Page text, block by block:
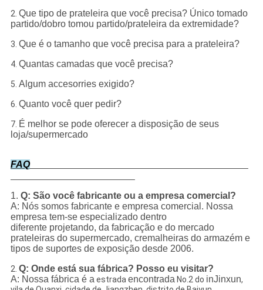
2. Que tipo de prateleira que você precisa? Único tomado
partido/dobro tomou partido/prateleira da extremidade?
3. Que é o tamanho que você precisa para a prateleira?
4. Quantas camadas que você precisa?
5. Algum accesorries exigido?
6. Quanto você quer pedir?
7. É melhor se pode oferecer a disposição de seus
loja/supermercado
FAQ
1. Q: São você fabricante ou a empresa comercial?
A: Nós somos fabricante e empresa comercial. Nossa
empresa tem-se especializado dentro
diferente projetando, da fabricação e do mercado
prateleiras do supermercado, cremalheiras do armazém e
tipos de suportes de exposição desde 2006.
2. Q: Onde está sua fábrica? Posso eu visitar?
A: Nossa fábrica é aestradaencontradaNo.2 do inJinxun,